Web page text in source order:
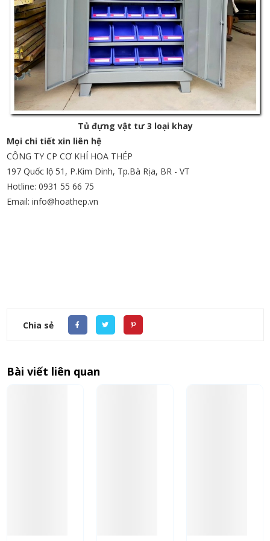
Tủ đựng vật tư 3 loại khay
Mọi chi tiết xin liên hệ
CÔNG TY CP CƠ KHÍ HOA THÉP
197 Quốc lộ 51, P.Kim Dinh, Tp.Bà Rịa, BR - VT
Hotline: 0931 55 66 75
Email: info@hoathep.vn
Chia sẻ
Bài viết liên quan